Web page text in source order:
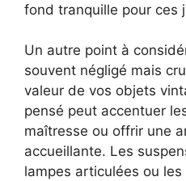
fond tranquille pour ces
Un autre point à
souvent négligé mais
valeur de vos objets
pensé peut accentuer
maîtresse ou offrir une
accueillante. Les
lampes articulées ou